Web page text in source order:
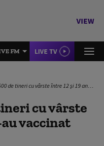
VIEW
FM LIVE TV
cu vârste între 12 și 19 ani s-au vaccinat anti-COVID
cu vârste
vaccinat